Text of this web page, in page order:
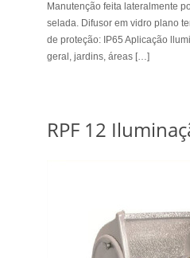
Manutenção feita lateralmente
selada. Difusor em vidro plano
de proteção: IP65 Aplicação
geral, jardins, áreas […]
RPF 12